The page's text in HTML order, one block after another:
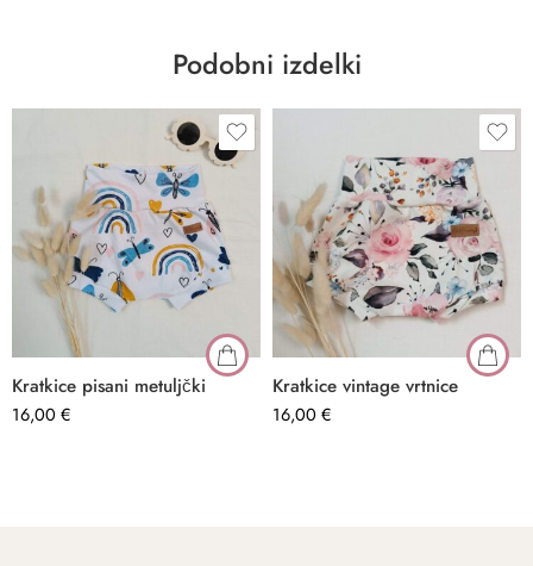
Podobni izdelki
Kratkice pisani metuljčki
16,00 €
Kratkice vintage vrtnice
16,00 €